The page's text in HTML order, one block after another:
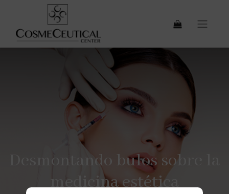
Desmontando bulos sobre la
medicina estética